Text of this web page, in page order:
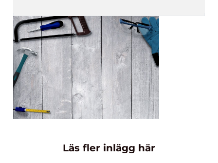
Läs fler inlägg här